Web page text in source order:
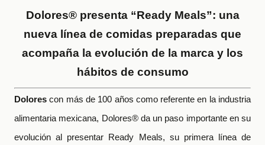
Dolores® presenta “Ready Meals”: una
nueva línea de comidas preparadas que
acompaña la evolución de la marca y los
hábitos de consumo
Dolorescon más de 100 años como referente en la industria
alimentaria mexicana, Dolores® da un paso importante en su
evolución al presentar Ready Meals, su primera línea de